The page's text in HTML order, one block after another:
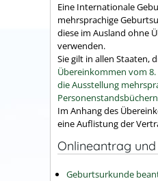
Eine Internationale
mehrsprachige
diese im Ausland ohne
verwenden.
Sie gilt in allen Staaten,
Übereinkommen vom
die Ausstellung
Personenstandsbüchern
Im Anhang des
eine Auflistung der
Onlineantrag
Geburtsurkunde